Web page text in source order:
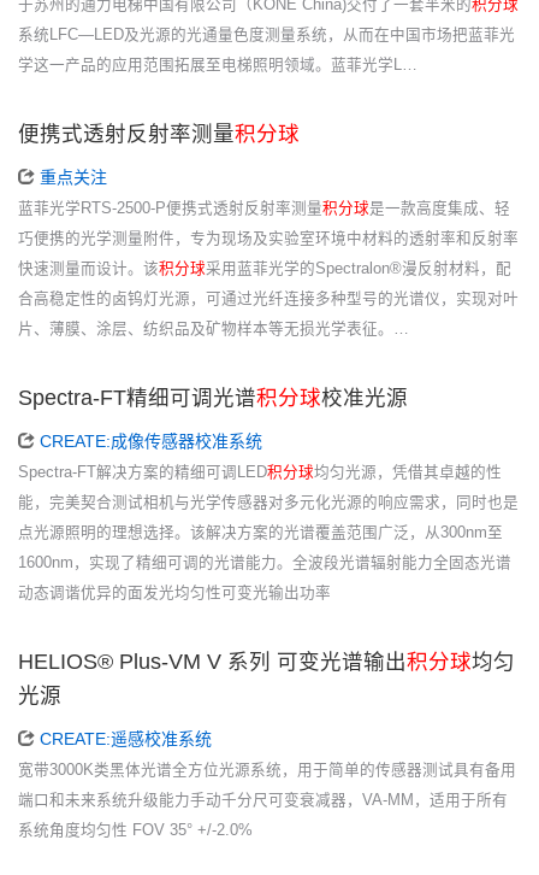
于苏州的通力电梯中国有限公司（KONE China)交付了一套半米的积分球
系统LFC—LED及光源的光通量色度测量系统，从而在中国市场把蓝菲光
学这一产品的应用范围拓展至电梯照明领域。蓝菲光学L…
便携式透射反射率测量积分球
重点关注
蓝菲光学RTS-2500-P便携式透射反射率测量积分球是一款高度集成、轻
巧便携的光学测量附件，专为现场及实验室环境中材料的透射率和反射率
快速测量而设计。该积分球采用蓝菲光学的Spectralon®漫反射材料，配
合高稳定性的卤钨灯光源，可通过光纤连接多种型号的光谱仪，实现对叶
片、薄膜、涂层、纺织品及矿物样本等无损光学表征。…
Spectra-FT精细可调光谱积分球校准光源
CREATE:成像传感器校准系统
Spectra-FT解决方案的精细可调LED积分球均匀光源，凭借其卓越的性
能，完美契合测试相机与光学传感器对多元化光源的响应需求，同时也是
点光源照明的理想选择。该解决方案的光谱覆盖范围广泛，从300nm至
1600nm，实现了精细可调的光谱能力。全波段光谱辐射能力全固态光谱
动态调谐优异的面发光均匀性可变光输出功率
HELIOS® Plus-VM V 系列 可变光谱输出积分球均匀
光源
CREATE:遥感校准系统
宽带3000K类黑体光谱全方位光源系统，用于简单的传感器测试具有备用
端口和未来系统升级能力手动千分尺可变衰减器，VA-MM，适用于所有
系统角度均匀性 FOV 35° +/-2.0%